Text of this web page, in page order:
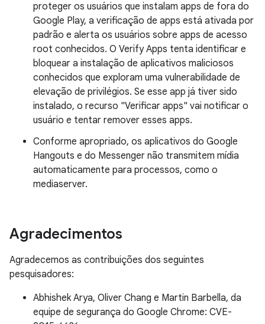
proteger os usuários que instalam apps de fora do
Google Play, a verificação de apps está ativada por
padrão e alerta os usuários sobre apps de acesso
root conhecidos. O Verify Apps tenta identificar e
bloquear a instalação de aplicativos maliciosos
conhecidos que exploram uma vulnerabilidade de
elevação de privilégios. Se esse app já tiver sido
instalado, o recurso "Verificar apps" vai notificar o
usuário e tentar remover esses apps.
Conforme apropriado, os aplicativos do Google
Hangouts e do Messenger não transmitem mídia
automaticamente para processos, como o
mediaserver.
Agradecimentos
Agradecemos as contribuições dos seguintes
pesquisadores:
Abhishek Arya, Oliver Chang e Martin Barbella, da
equipe de segurança do Google Chrome: CVE-